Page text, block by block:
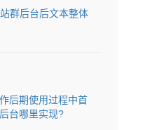
群后台后文本整体
后期使用过程中首
台哪里实现?